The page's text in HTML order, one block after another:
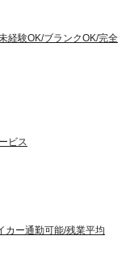
経験OK/ブランクOK/完全
ビス
カー通勤可能/残業平均